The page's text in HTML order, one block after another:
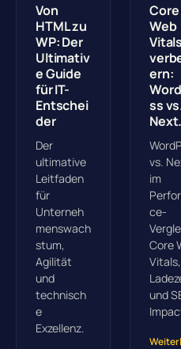
Von
HTML zu
WP: Der
Ultimativ
e Guide
für IT-
Entschei
der
Der
ultimative
Leitfaden
für
Unterneh
menswach
stum,
Agilität
und
technisch
e
Exzellenz.
Core
Web
Vitals
ern:
ss
vs.
im
ce-
Core
Vitals,
und